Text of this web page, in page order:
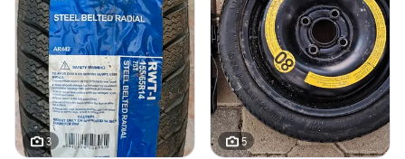
3 5